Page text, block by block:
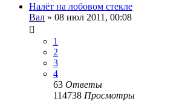
Налёт на лобовом стекле
Вал » 08 июл 2011, 00:08
1
2
3
4
63 Ответы
114738 Просмотры